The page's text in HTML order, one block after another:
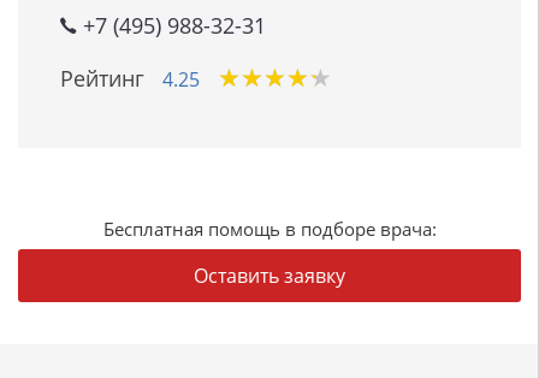
+7 (495) 988-32-31
Рейтинг
4.25 ★★★★★
★★★★★
Бесплатная помощь в подборе врача:
Оставить заявку